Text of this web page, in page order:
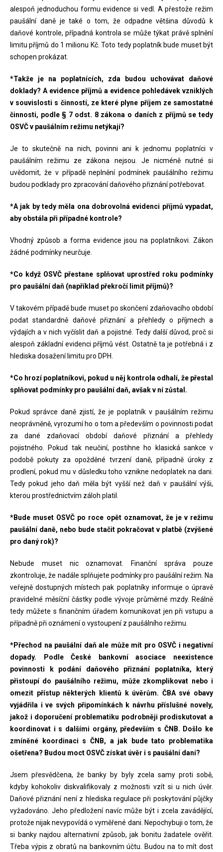
alespoň jednoduchou formu evidence si vedl. A přestože režim
paušální daně je také o tom, že odpadne většina důvodů k
daňové kontrole, případná kontrola se může týkat právě splnění
limitu příjmů do 1 milionu Kč. Toto tedy poplatník bude muset být
schopen prokázat.
*Takže je na poplatnících, zda budou uchovávat daňové
doklady? A evidence příjmů a evidence pohledávek vzniklých
v souvislosti s činností, ze které plyne příjem ze samostatné
činnosti, podle § 7 odst. 8 zákona o daních z příjmů se tedy
OSVČ v paušálním režimu netýkají?
Je to skutečně na nich, povinni ani k jednomu poplatníci v
paušálním režimu ze zákona nejsou. Je nicméně nutné si
uvědomit, že v případě neplnění podmínek paušálního režimu
budou podklady pro zpracování daňového přiznání potřebovat.
*A jak by tedy měla ona dobrovolná evidenci příjmů vypadat,
aby obstála při případné kontrole?
Vhodný způsob a forma evidence jsou na poplatníkovi. Zákon
žádné podmínky neurčuje.
*Co když OSVČ přestane splňovat uprostřed roku podmínky
pro paušální daň (například překročí limit příjmů)?
V takovém případě bude muset po skončení zdaňovacího období
podat standardně daňové přiznání a přehledy o příjmech a
výdajích a v nich vyčíslit daň a pojistné. Tedy další důvod, proč si
alespoň základní evidenci příjmů vést. Ostatně ta je potřebná i z
hlediska dosažení limitu pro DPH.
*Co hrozí poplatníkovi, pokud u něj kontrola odhalí, že přestal
splňovat podmínky pro paušální daň, avšak v ní zůstal.
Pokud správce daně zjistí, že je poplatník v paušálním režimu
neoprávněně, vyrozumí ho o tom a především o povinnosti podat
za dané zdaňovací období daňové přiznání a přehledy
pojistného. Pokud tak neučiní, postihne ho klasická sankce v
podobě pokuty za opožděné tvrzení daně, případně úroky z
prodlení, pokud mu v důsledku toho vznikne nedoplatek na dani.
Tedy pokud jeho daň měla být vyšší než daň v paušální výši,
kterou prostřednictvím záloh platil.
*Bude muset OSVČ po roce opět oznamovat, že je v režimu
paušální daně, nebo bude stačit pokračovat v platbě (zvýšené
pro daný rok)?
Nebude muset nic oznamovat. Finanční správa pouze
zkontroluje, že nadále splňujete podmínky pro paušální režim. Na
veřejně dostupných místech pak poplatníky informuje o úpravě
pravidelné měsíční částky podle vývoje průměrné mzdy. Reálně
tedy můžete s finančním úřadem komunikovat jen při vstupu a
případně při oznámení o vystoupení z paušálního režimu.
*Přechod na paušální daň ale může mít pro OSVČ i negativní
dopady. Podle České bankovní asociace neexistence
povinnosti k podání daňového přiznání poplatníka, který
přistoupí do paušálního režimu, může zkomplikovat nebo i
omezit přístup některých klientů k úvěrům. ČBA své obavy
vyjádřila i ve svých připomínkách k návrhu příslušné novely,
jakož i doporučení problematiku podrobněji prodiskutovat a
koordinovat i s dalšími orgány, především s ČNB. Došlo ke
zmíněné koordinaci s ČNB, a jak bude tato problematika
ošetřena? Budou moct OSVČ získat úvěr i s paušální daní?
Jsem přesvědčena, že banky by byly zcela samy proti sobě,
kdyby kohokoliv diskvalifikovaly z možnosti vzít si u nich úvěr.
Daňové přiznání není z hlediska regulace při poskytování půjčky
vyžadováno. Jeho předložení navíc může být i zcela zavádějící,
protože nijak nevypovídá o vyměřené dani. Nepochybuji o tom, že
si banky najdou alternativní způsob, jak bonitu žadatele ověřit.
Třeba výpis z obratů na bankovním účtu. Budou na to mít dost